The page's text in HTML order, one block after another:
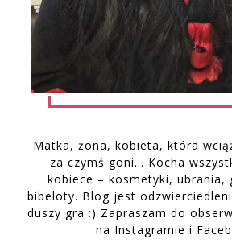
Matka, żona, kobieta, która
za czymś goni… Kocha
kobiece – kosmetyki, ubrania,
bibeloty. Blog jest
duszy gra :) Zapraszam do
na Instagramie i